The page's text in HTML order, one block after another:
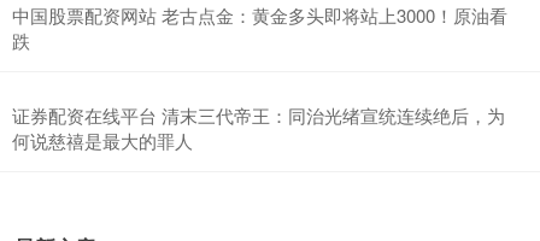
中国股票配资网站 老古点金：黄金多头即将站上3000！原油看
跌
证券配资在线平台 清末三代帝王：同治光绪宣统连续绝后，为
何说慈禧是最大的罪人